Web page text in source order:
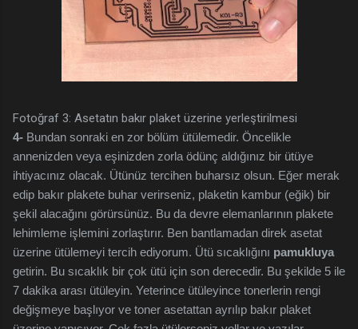
Fotoğraf 3: Asetatın bakır plaket üzerine yerleştirilmesi
4- Bundan sonraki en zor bölüm ütülemedir. Öncelikle
annenizden veya eşinizden zorla ödünç aldığınız bir ütüye
ihtiyacınız olacak. Ütünüz tercihen buharsız olsun. Eğer merak
edip bakır plakete buhar verirseniz, plaketin kambur (eğik) bir
şekil alacağını görürsünüz. Bu da devre elemanlarının plakete
lehimleme işlemini zorlaştırır. Ben bantlamadan direk asetat
üzerine ütülemeyi tercih ediyorum. Ütü sıcaklığını pamukluya
getirin. Bu sıcaklık bir çok ütü için son derecedir. Bu şekilde 5 ile
7 dakika arası ütüleyin. Yeterince ütüleyince tonerlerin rengi
değişmeye başlıyor ve toner asetattan ayrılıp bakır plaket